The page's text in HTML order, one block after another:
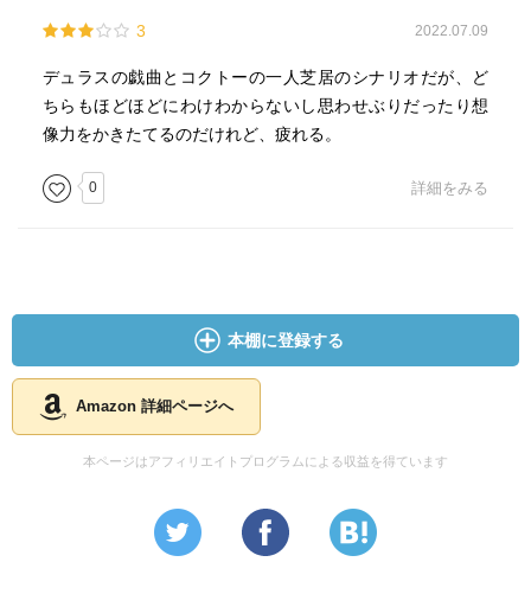
3 2022.07.09
デュラスの戯曲とコクトーの一人芝居のシナリオだが、ど
ちらもほどほどにわけわからないし思わせぶりだったり想
像力をかきたてるのだけれど、疲れる。
0 詳細をみる
本棚に登録する
Amazon 詳細ページへ
本ページはアフィリエイトプログラムによる収益を得ています